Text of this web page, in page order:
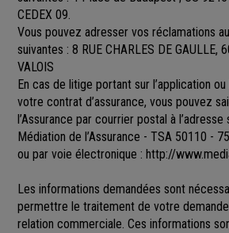
CEDEX 09.
Vous pouvez adresser vos réclamations
suivantes : 8 RUE CHARLES DE GAULLE,
VALOIS
En cas de litige portant sur l’application
votre contrat d’assurance, vous pouvez
l’Assurance par courrier postal à l’adresse
Médiation de l’Assurance - TSA 50110 -
ou par voie électronique : http://
Les informations demandées sont
permettre le traitement de votre
relation commerciale. Ces informations